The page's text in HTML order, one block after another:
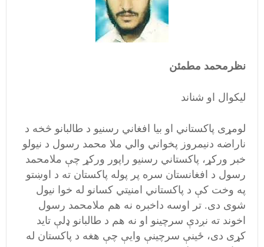
نظرمحمد مطمئن
لیکوال او شناند
لومړی پاکستاني او بیا افغاني رسنیو د طالبانو څخه د
ناراضه دنیمروز پخواني والي ملا محمد رسول د نیولو
خبر ورکړ،‌ پاکستاني رسنیو راپور ورکړ چې ملامحمد
رسول د افغانستان سره پر پوله پاکستان ته د اوښتو
په وخت کې د پاکستاني امنيتي کسانو له خوا نیول
شوی دی. تر اوسه داخبره نه هم ملامحمد رسول
اخوند ته نږدې سرچینو او نه هم د طالبانو ډلې تاید
کړی دی، ځینې سرچینې وایې چې هغه د پاکستان له